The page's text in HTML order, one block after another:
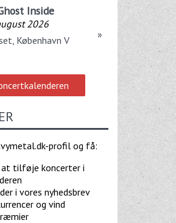
Inside
2026
København V
»
profil og få:
tilføje koncerter i
i vores nyhedsbrev
og vind